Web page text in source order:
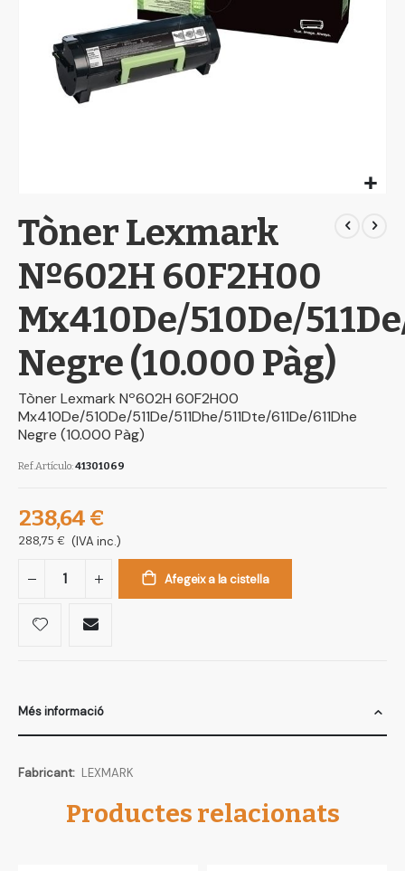
to
the
beginning
of
images
gallery
Tòner Lexmark
Nº602H 60F2H00
Mx410De/510De/
Negre (10.000 Pàg)
Tòner Lexmark Nº602H 60F2H00
Mx410De/510De/511De/511Dhe/511Dte/611De/611Dhe
Negre (10.000 Pàg)
Ref.Artículo 41301069
238,64 €
288,75 € (IVA inc.)
Afegeix a la cistella
Més informació
Més
LEXMARK
Productes relacionats